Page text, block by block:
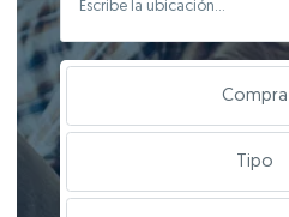
Compra
Tipo